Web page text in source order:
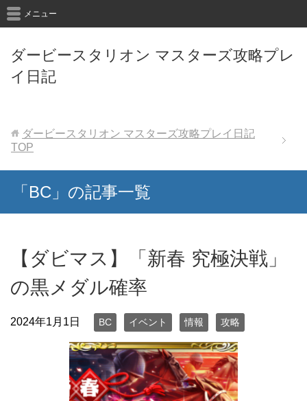
ダービースタリオン マスターズ攻略プレ
イ日記
メニュー
ダービースタリオン マスターズ攻略プレイ日記
TOP
「BC」の記事一覧
【ダビマス】「新春 究極決戦」
の黒メダル確率
2024年1月1日 BC イベント 情報 攻略